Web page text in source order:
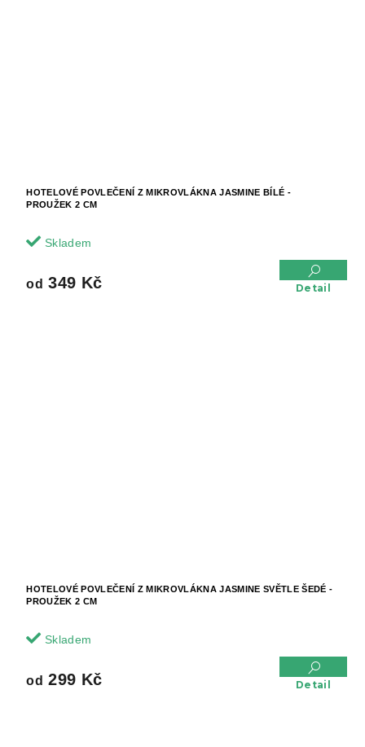
HOTELOVÉ POVLEČENÍ Z MIKROVLÁKNA JASMINE BÍLÉ -
PROUŽEK 2 CM
Skladem
od 349 Kč Detail
HOTELOVÉ POVLEČENÍ Z MIKROVLÁKNA JASMINE SVĚTLE ŠEDÉ -
PROUŽEK 2 CM
Skladem
od 299 Kč Detail